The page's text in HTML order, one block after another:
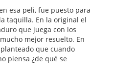
esa peli, fue puesto para
taquilla. En la original el
que juega con los
mejor resuelto. En
que cuando
piensa ¿de qué se